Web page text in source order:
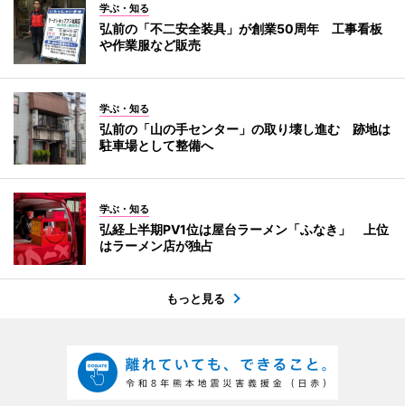
学ぶ・知る
弘前の「不二安全装具」が創業50周年 工事看板
や作業服など販売
学ぶ・知る
弘前の「山の手センター」の取り壊し進む 跡地は
駐車場として整備へ
学ぶ・知る
弘経上半期PV1位は屋台ラーメン「ふなき」 上位
はラーメン店が独占
もっと見る